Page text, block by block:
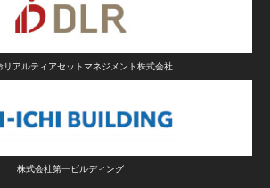
リアルティアセットマネジメント株式会社
株式会社第一ビルディング